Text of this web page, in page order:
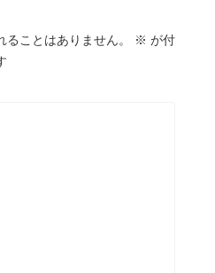
ことはありません。 ※ が付